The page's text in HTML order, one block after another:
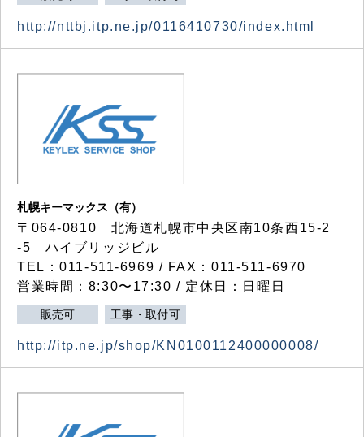
http://nttbj.itp.ne.jp/0116410730/index.html
札幌キーマックス（有）
〒064-0810 北海道札幌市中央区南10条西15-2
-5 ハイブリッジビル
TEL：011-511-6969 / FAX：011-511-6970
営業時間：8:30〜17:30 / 定休日：日曜日
販売可 工事・取付可
http://itp.ne.jp/shop/KN0100112400000008/